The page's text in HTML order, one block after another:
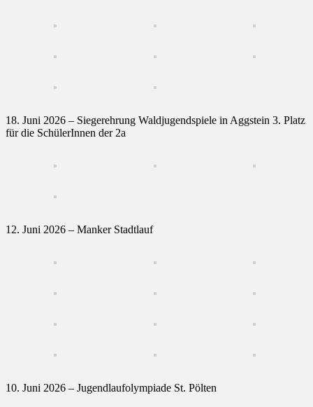
18. Juni 2026 – Siegerehrung Waldjugendspiele in Aggstein 3. Platz
für die SchülerInnen der 2a
12. Juni 2026 – Manker Stadtlauf
10. Juni 2026 – Jugendlaufolympiade St. Pölten